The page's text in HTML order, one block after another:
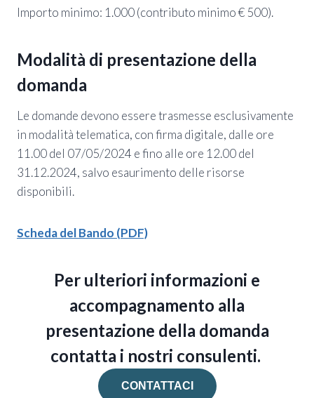
Importo minimo: 1.000 (contributo minimo € 500).
Modalità di presentazione della
domanda
Le domande devono essere trasmesse esclusivamente
in modalità telematica, con firma digitale, dalle ore
11.00 del 07/05/2024 e fino alle ore 12.00 del
31.12.2024, salvo esaurimento delle risorse
disponibili.
Scheda del Bando (PDF)
Per ulteriori informazioni e
accompagnamento alla
presentazione della domanda
contatta i nostri consulenti.
CONTATTACI